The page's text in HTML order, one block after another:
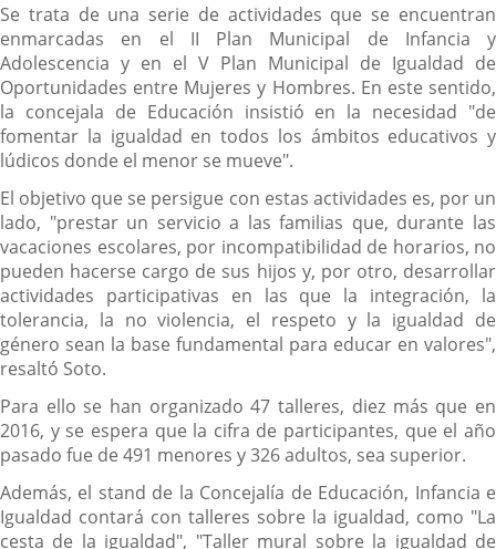
Se trata de una serie de actividades que se encuentran
enmarcadas en el II Plan Municipal de Infancia y
Adolescencia y en el V Plan Municipal de Igualdad de
Oportunidades entre Mujeres y Hombres. En este sentido,
la concejala de Educación insistió en la necesidad "de
fomentar la igualdad en todos los ámbitos educativos y
lúdicos donde el menor se mueve".
El objetivo que se persigue con estas actividades es, por un
lado, "prestar un servicio a las familias que, durante las
vacaciones escolares, por incompatibilidad de horarios, no
pueden hacerse cargo de sus hijos y, por otro, desarrollar
actividades participativas en las que la integración, la
tolerancia, la no violencia, el respeto y la igualdad de
género sean la base fundamental para educar en valores",
resaltó Soto.
Para ello se han organizado 47 talleres, diez más que en
2016, y se espera que la cifra de participantes, que el año
pasado fue de 491 menores y 326 adultos, sea superior.
Además, el stand de la Concejalía de Educación, Infancia e
Igualdad contará con talleres sobre la igualdad, como "La
cesta de la igualdad", "Taller mural sobre la igualdad de